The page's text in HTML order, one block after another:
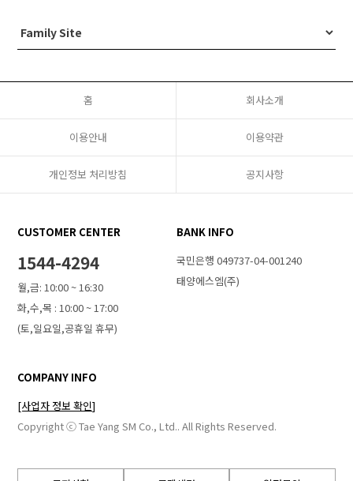
홈 회사소개
이용안내 이용약관
개인정보 처리방침 공지사항
CUSTOMER CENTER
1544-4294
월,금: 10:00 ~ 16:30
화,수,목 : 10:00 ~ 17:00
(토,일요일,공휴일 휴무)
BANK INFO
국민은행 049737-04-001240
태양에스엠(주)
COMPANY INFO
[사업자 정보 확인]
Copyright ⓒ Tae Yang SM Co., Ltd.. All Rights Reserved.